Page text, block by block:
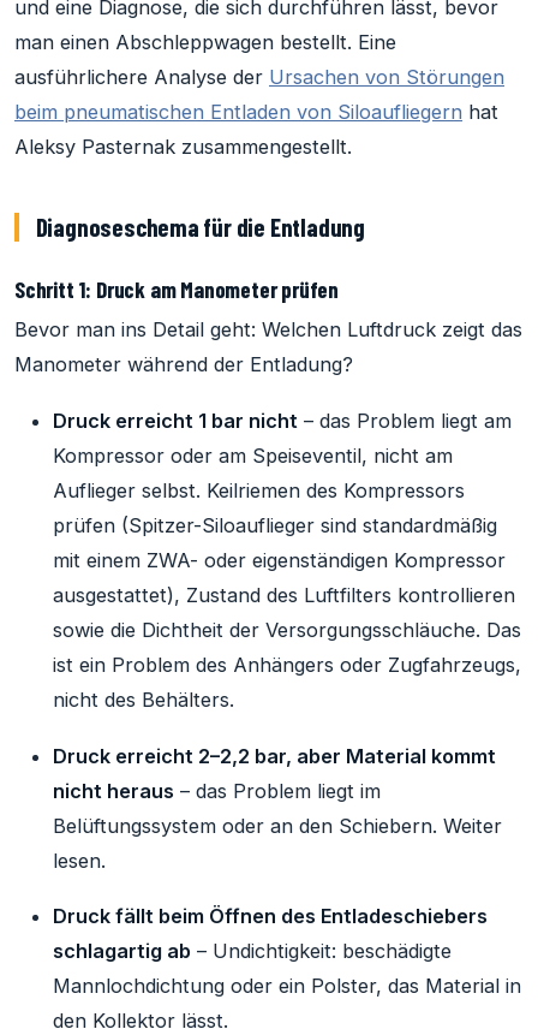
und eine Diagnose, die sich durchführen lässt, bevor
man einen Abschleppwagen bestellt. Eine
ausführlichere Analyse der Ursachen von Störungen
beim pneumatischen Entladen von Siloaufliegern hat
Aleksy Pasternak zusammengestellt.
Diagnoseschema für die Entladung
Schritt 1: Druck am Manometer prüfen
Bevor man ins Detail geht: Welchen Luftdruck zeigt das
Manometer während der Entladung?
Druck erreicht 1 bar nicht – das Problem liegt am
Kompressor oder am Speiseventil, nicht am
Auflieger selbst. Keilriemen des Kompressors
prüfen (Spitzer-Siloauflieger sind standardmäßig
mit einem ZWA- oder eigenständigen Kompressor
ausgestattet), Zustand des Luftfilters kontrollieren
sowie die Dichtheit der Versorgungsschläuche. Das
ist ein Problem des Anhängers oder Zugfahrzeugs,
nicht des Behälters.
Druck erreicht 2–2,2 bar, aber Material kommt
nicht heraus – das Problem liegt im
Belüftungssystem oder an den Schiebern. Weiter
lesen.
Druck fällt beim Öffnen des Entladeschiebers
schlagartig ab – Undichtigkeit: beschädigte
Mannlochdichtung oder ein Polster, das Material in
den Kollektor lässt.